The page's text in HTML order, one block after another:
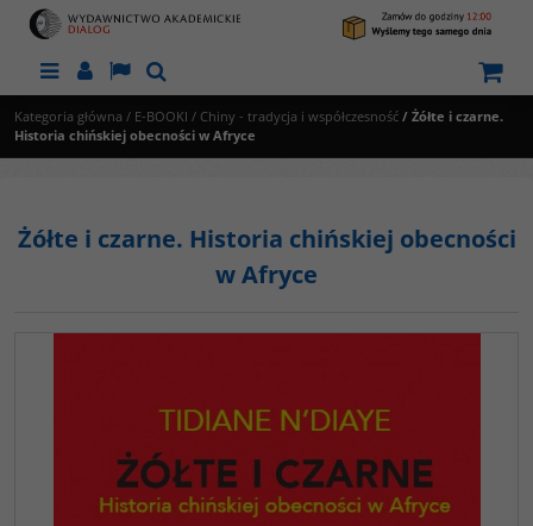
MenuPanelLangSzukaj
Kategoria główna / E-BOOKI / Chiny - tradycja i współczesność / Żółte i czarne.
Historia chińskiej obecności w Afryce
Żółte i czarne. Historia chińskiej obecności
w Afryce